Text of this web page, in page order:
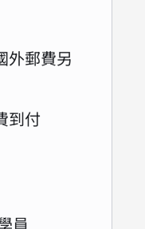
外郵費另
到付
員